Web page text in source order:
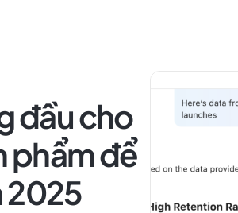
đầu cho
phẩm để
2025